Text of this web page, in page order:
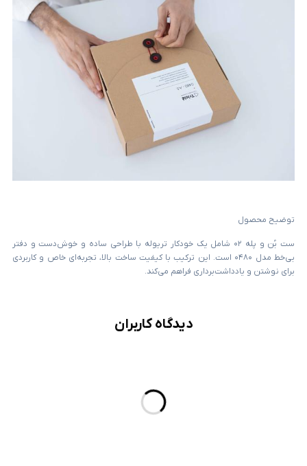
توضیح محصول
ست بُن و پله ۰۲ شامل یک خودکار تریوله با طراحی ساده و خوش‌دست و دفتر
بی‌خط مدل ۰۴۸۰ است. این ترکیب با کیفیت ساخت بالا، تجربه‌ای خاص و کاربردی
برای نوشتن و یادداشت‌برداری فراهم می‌کند.
دیدگاه کاربران